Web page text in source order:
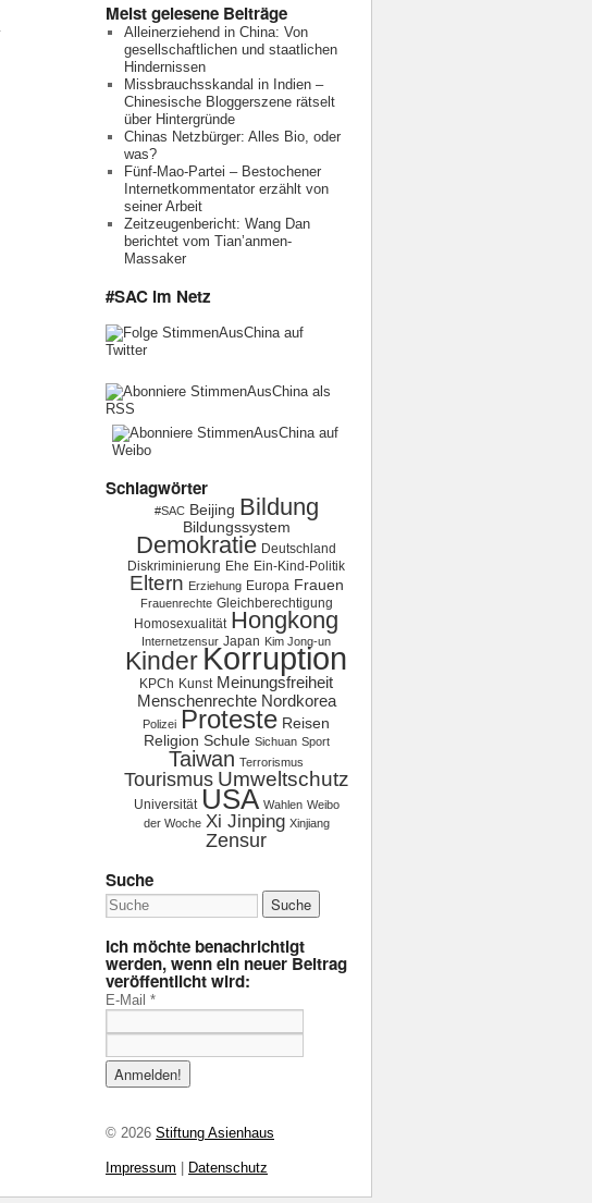
Meist gelesene Beiträge
Alleinerziehend in China: Von
gesellschaftlichen und staatlichen
Hindernissen
Missbrauchsskandal in Indien –
Chinesische Bloggerszene rätselt
über Hintergründe
Chinas Netzbürger: Alles Bio, oder
was?
Fünf-Mao-Partei – Bestochener
Internetkommentator erzählt von
seiner Arbeit
Zeitzeugenbericht: Wang Dan
berichtet vom Tian’anmen-
Massaker
#SAC im Netz
Schlagwörter
#SAC Beijing Bildung
Bildungssystem
Demokratie Deutschland
Diskriminierung Ehe Ein-Kind-Politik
Eltern Erziehung Europa Frauen
Frauenrechte Gleichberechtigung
Homosexualität Hongkong
Internetzensur Japan Kim Jong-un
KinderKorruption
KPCh Kunst Meinungsfreiheit
Menschenrechte Nordkorea
Polizei Proteste Reisen
Religion Schule Sichuan Sport
Taiwan Terrorismus
Tourismus Umweltschutz
Universität USA Wahlen Weibo
der Woche Xi Jinping Xinjiang
Zensur
Suche
Ich möchte benachrichtigt
werden, wenn ein neuer Beitrag
veröffentlicht wird:
E-Mail *
© 2026 Stiftung Asienhaus
Impressum Datenschutz